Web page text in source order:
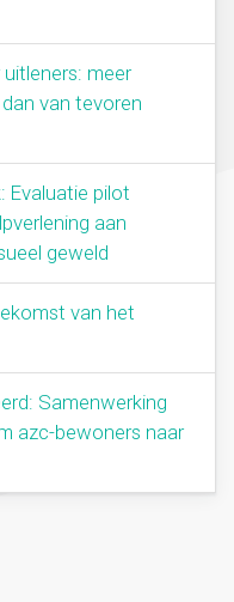
meer
van tevoren
Evaluatie pilot
aan
geweld
van het
Samenwerking
azc-bewoners naar